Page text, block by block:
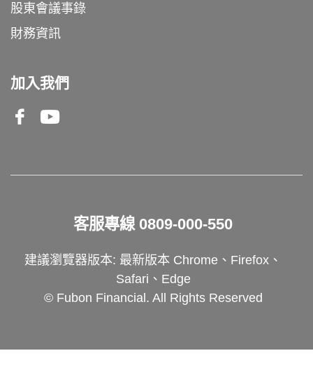
股東會議事錄
財務資訊
加入我們
客服專線 0809-000-550
建議瀏覽器版本: 最新版本 Chrome、Firefox、
Safari、Edge
© Fubon Financial. All Rights Reserved